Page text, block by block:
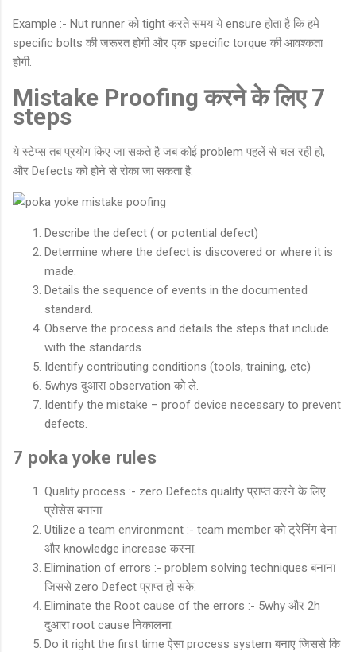
Example :- Nut runner को tight करते समय ये ensure होता है कि हमे
specific bolts की जरूरत होगी और एक specific torque की आवश्कता
होगी.
Mistake Proofingकरने के लिए7
steps
ये स्टेप्स तब प्रयोग किए जा सकते है जब कोई problem पहलें से चल रही हो,
और Defects को होने से रोका जा सकता है.
Describe the defect ( or potential defect)
Determine where the defect is discovered or where it is
made.
Details the sequence of events in the documented
standard.
Observe the process and details the steps that include
with the standards.
Identify contributing conditions (tools, training, etc)
5whys दुआरा observation को ले.
Identify the mistake – proof device necessary to prevent
defects.
7 poka yoke rules
Quality process :- zero Defects quality प्राप्त करने के लिए
प्रोसेस बनाना.
Utilize a team environment :- team member को ट्रेनिंग देना
और knowledge increase करना.
Elimination of errors :- problem solving techniques बनाना
जिससे zero Defect प्राप्त हो सके.
Eliminate the Root cause of the errors :- 5why और 2h
दुआरा root cause निकालना.
Do it right the first time ऐसा process system बनाए जिससे कि